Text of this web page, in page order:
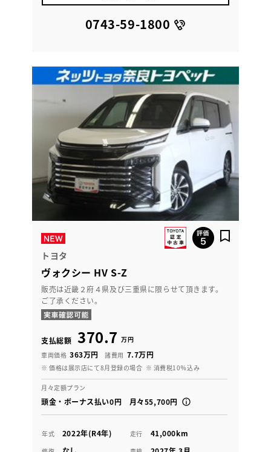
0743-59-1800
トヨタ
ヴォクシー HV S-Z
販売は近畿２府４県及び三重県に限らせて頂きます。
ご了承ください。
支払総額 370.7 万円
車両価格 363万円 諸費用 7.7万円
※ 価格は展示店にて8月登録の場合 ※ 消費税10％込み
月々定額プラン
頭金・ボーナス払い0円 月々55,700円
年式 2022年(R4年) 走行 41,000km